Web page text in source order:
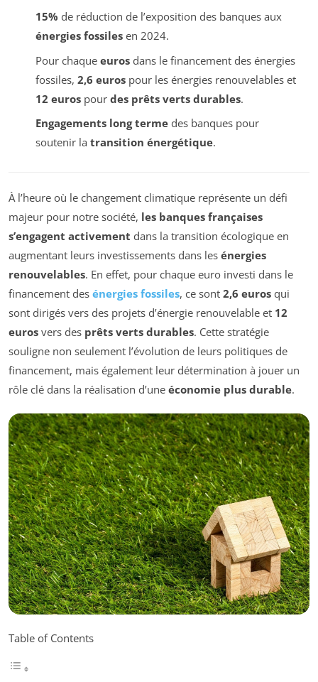
15% de réduction de l’exposition des banques aux
énergies fossilesen 2024.
Pour chaque eurosdans le financement des énergies
fossiles, 2,6 eurospour les énergies renouvelables et
12 eurospour des prêts verts durables.
Engagements long termedes banques pour
soutenir la transition énergétique.
À l’heure où le changement climatique représente un défi
majeur pour notre société, les banques françaises
s’engagent activement dans la transition écologique en
augmentant leurs investissements dans les énergies
renouvelables. En effet, pour chaque euro investi dans le
financement des énergies fossiles, ce sont 2,6 euros qui
sont dirigés vers des projets d’énergie renouvelable et 12
euros vers des prêts verts durables. Cette stratégie
souligne non seulement l’évolution de leurs politiques de
financement, mais également leur détermination à jouer un
rôle clé dans la réalisation d’une économie plus durable.
Table of Contents